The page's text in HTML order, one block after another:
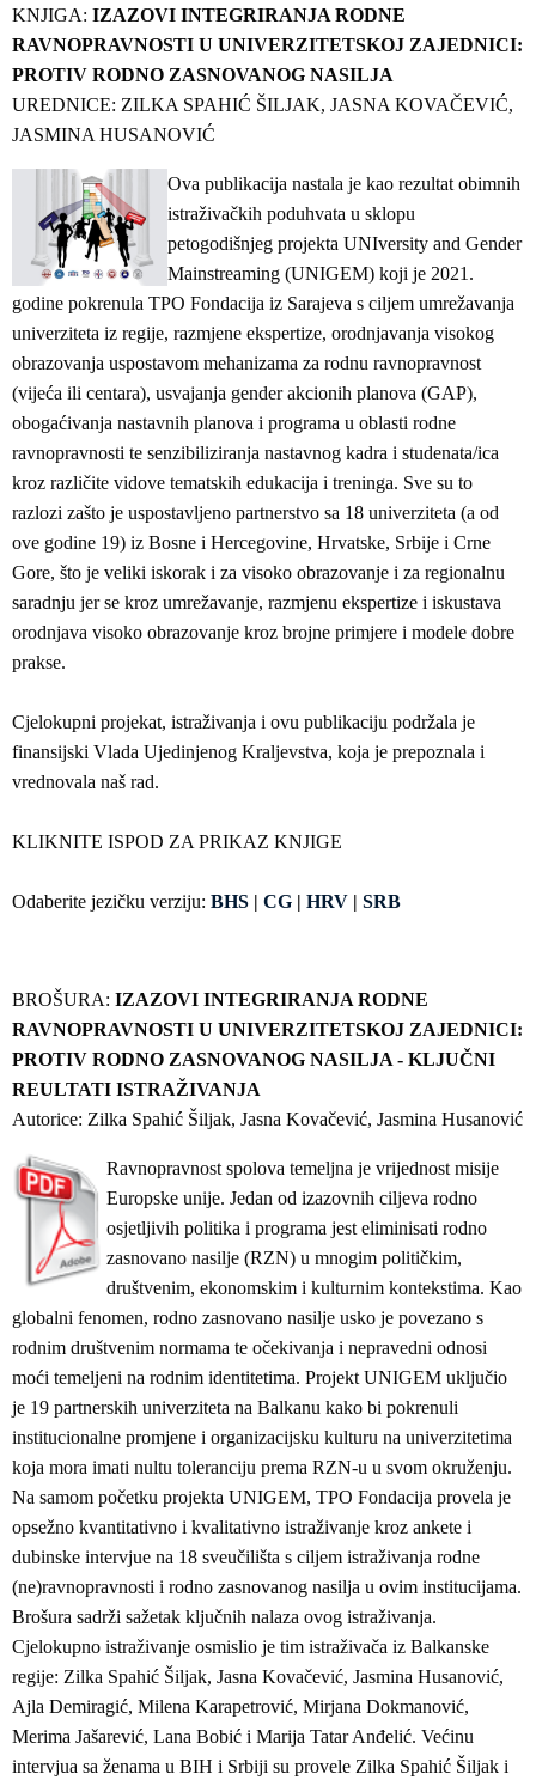
KNJIGA: IZAZOVI INTEGRIRANJA RODNE
RAVNOPRAVNOSTI U UNIVERZITETSKOJ ZAJEDNICI:
PROTIV RODNO ZASNOVANOG NASILJA
UREDNICE: ZILKA SPAHIĆ ŠILJAK, JASNA KOVAČEVIĆ,
JASMINA HUSANOVIĆ
Ova publikacija nastala je kao rezultat obimnih
istraživačkih poduhvata u sklopu
petogodišnjeg projekta UNIversity and Gender
Mainstreaming (UNIGEM) koji je 2021.
godine pokrenula TPO Fondacija iz Sarajeva s ciljem umrežavanja
univerziteta iz regije, razmjene ekspertize, orodnjavanja visokog
obrazovanja uspostavom mehanizama za rodnu ravnopravnost
(vijeća ili centara), usvajanja gender akcionih planova (GAP),
obogaćivanja nastavnih planova i programa u oblasti rodne
ravnopravnosti te senzibiliziranja nastavnog kadra i studenata/ica
kroz različite vidove tematskih edukacija i treninga. Sve su to
razlozi zašto je uspostavljeno partnerstvo sa 18 univerziteta (a od
ove godine 19) iz Bosne i Hercegovine, Hrvatske, Srbije i Crne
Gore, što je veliki iskorak i za visoko obrazovanje i za regionalnu
saradnju jer se kroz umrežavanje, razmjenu ekspertize i iskustava
orodnjava visoko obrazovanje kroz brojne primjere i modele dobre
prakse.
Cjelokupni projekat, istraživanja i ovu publikaciju podržala je
finansijski Vlada Ujedinjenog Kraljevstva, koja je prepoznala i
vrednovala naš rad.
KLIKNITE ISPOD ZA PRIKAZ KNJIGE
Odaberite jezičku verziju: BHS | CG | HRV | SRB
BROŠURA: IZAZOVI INTEGRIRANJA RODNE
RAVNOPRAVNOSTI U UNIVERZITETSKOJ ZAJEDNICI:
PROTIV RODNO ZASNOVANOG NASILJA - KLJUČNI
REULTATI ISTRAŽIVANJA
Autorice: Zilka Spahić Šiljak, Jasna Kovačević, Jasmina Husanović
Ravnopravnost spolova temeljna je vrijednost misije
Europske unije. Jedan od izazovnih ciljeva rodno
osjetljivih politika i programa jest eliminisati rodno
zasnovano nasilje (RZN) u mnogim političkim,
društvenim, ekonomskim i kulturnim kontekstima. Kao
globalni fenomen, rodno zasnovano nasilje usko je povezano s
rodnim društvenim normama te očekivanja i nepravedni odnosi
moći temeljeni na rodnim identitetima. Projekt UNIGEM uključio
je 19 partnerskih univerziteta na Balkanu kako bi pokrenuli
institucionalne promjene i organizacijsku kulturu na univerzitetima
koja mora imati nultu toleranciju prema RZN-u u svom okruženju.
Na samom početku projekta UNIGEM, TPO Fondacija provela je
opsežno kvantitativno i kvalitativno istraživanje kroz ankete i
dubinske intervjue na 18 sveučilišta s ciljem istraživanja rodne
(ne)ravnopravnosti i rodno zasnovanog nasilja u ovim institucijama.
Brošura sadrži sažetak ključnih nalaza ovog istraživanja.
Cjelokupno istraživanje osmislio je tim istraživača iz Balkanske
regije: Zilka Spahić Šiljak, Jasna Kovačević, Jasmina Husanović,
Ajla Demiragić, Milena Karapetrović, Mirjana Dokmanović,
Merima Jašarević, Lana Bobić i Marija Tatar Anđelić. Većinu
intervjua sa ženama u BIH i Srbiji su provele Zilka Spahić Šiljak i